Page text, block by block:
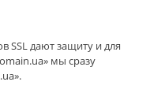
SSLдают защиту и для
мы сразу